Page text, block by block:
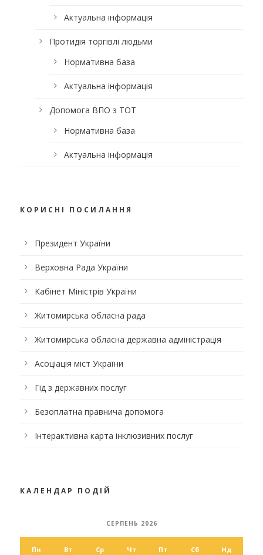
Актуальна інформація
Протидія торгівлі людьми
Нормативна база
Актуальна інформація
Допомога ВПО з ТОТ
Нормативна база
Актуальна інформація
КОРИСНІ ПОСИЛАННЯ
Президент України
Верховна Рада України
Кабінет Міністрів України
Житомирська обласна рада
Житомирська обласна державна адміністрація
Асоціація міст України
Гід з державних послуг
Безоплатна правнича допомога
Інтерактивна карта інклюзивних послуг
КАЛЕНДАР ПОДІЙ
СЕРПЕНЬ 2026
Пн Вт Ср Чт Пт Сб Нд